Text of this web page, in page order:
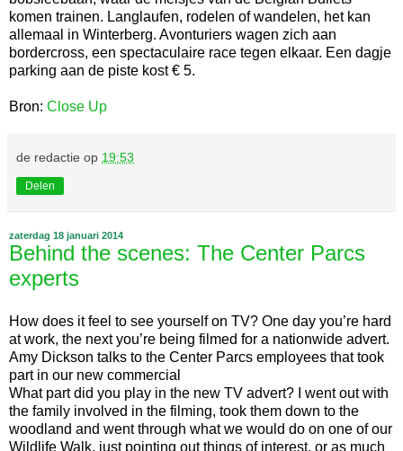
komen trainen. Langlaufen, rodelen of wandelen, het kan
allemaal in Winterberg. Avonturiers wagen zich aan
bordercross, een spectaculaire race tegen elkaar. Een dagje
parking aan de piste kost € 5.
Bron: Close Up
de redactie op 19:53
Delen
zaterdag 18 januari 2014
Behind the scenes: The Center Parcs
experts
How does it feel to see yourself on TV? One day you’re hard
at work, the next you’re being filmed for a nationwide advert.
Amy Dickson talks to the Center Parcs employees that took
part in our new commercial
What part did you play in the new TV advert? I went out with
the family involved in the filming, took them down to the
woodland and went through what we would do on one of our
Wildlife Walk, just pointing out things of interest, or as much